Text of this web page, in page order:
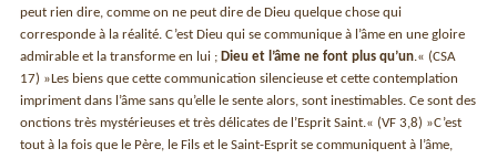
peut rien dire, comme on ne peut dire de Dieu quelque chose qui
corresponde à la réalité. C’est Dieu qui se communique à l’âme en une gloire
admirable et la transforme en lui ; Dieu et l’âme ne font plus qu’un.« (CSA
17) »Les biens que cette communication silencieuse et cette contemplation
impriment dans l’âme sans qu’elle le sente alors, sont inestimables. Ce sont des
onctions très mystérieuses et très délicates de l’Esprit Saint.« (VF 3,8) »C’est
tout à la fois que le Père, le Fils et le Saint-Esprit se communiquent à l’âme,